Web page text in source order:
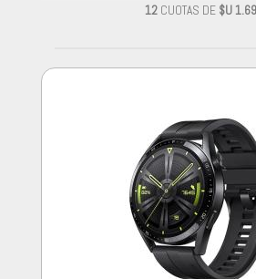
12 CUOTAS DE $U